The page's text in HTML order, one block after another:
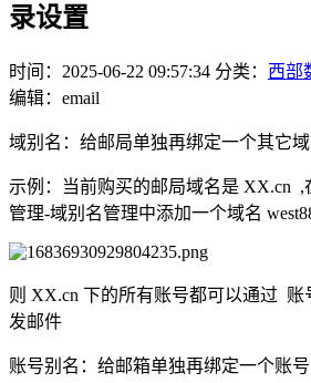
录设置
时间：2025-06-22 09:57:34 分类： 西部
编辑：email
域别名：给邮局单独再绑定一个其它域
示例：当前购买的邮局域名是 XX.cn ,
管理-域别名管理中添加一个域名
则 XX.cn 下的所有账号都可以通过 账
发邮件
账号别名：给邮箱单独再绑定一个账号